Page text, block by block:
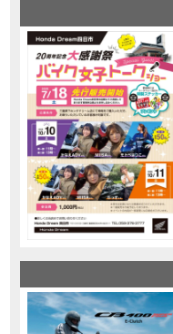
「CRF250L」「
NEW BIKE 軽二輪スーパースポー
MOVIE 【Honda Dream鈴鹿】20周年記念・大感謝祭イベ
NEW BIKE PROJECT
MOVIE 【バイク女子】急
MOVIE 【バイク女子】オイル交
EVENT 【Honda Dream 鈴鹿２０
MOVIE 【CB650R E-Clutch】X-
MOVIE 【カブでアクセル全開】女性ライ
MOVIE 【新型X-ADV】最初のカス
三重県下 Honda
MOVIE 【速報】2025年モデル
MOVIE 【女子ツーリング】秋